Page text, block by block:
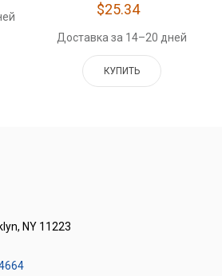
$25.34
Доставка за 14–20 дней
КУПИТЬ
NY 11223